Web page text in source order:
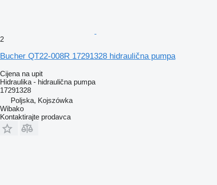
2
Bucher QT22-008R 17291328 hidraulična pumpa
Cijena na upit
Hidraulika - hidraulična pumpa
17291328
Poljska, Kojszówka
Wibako
Kontaktirajte prodavca